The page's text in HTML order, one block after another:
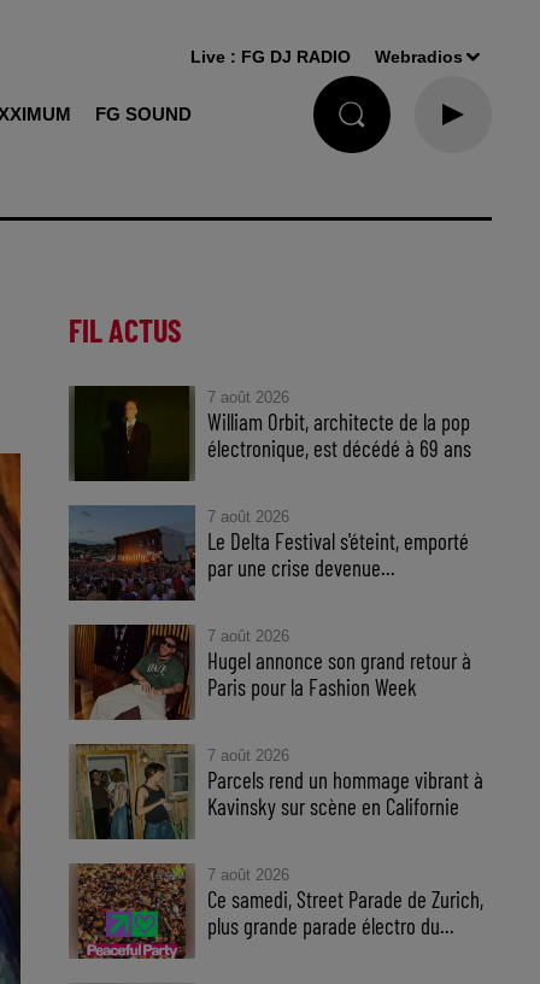
FG SOUND
Live : FG DJ RADIO Webradios
FIL ACTUS
7 août 2026
William Orbit, architecte de la pop
électronique, est décédé à 69 ans
7 août 2026
Le Delta Festival s'éteint, emporté
par une crise devenue...
7 août 2026
Hugel annonce son grand retour à
Paris pour la Fashion Week
7 août 2026
Parcels rend un hommage vibrant à
Kavinsky sur scène en Californie
7 août 2026
Ce samedi, Street Parade de Zurich,
plus grande parade électro du...